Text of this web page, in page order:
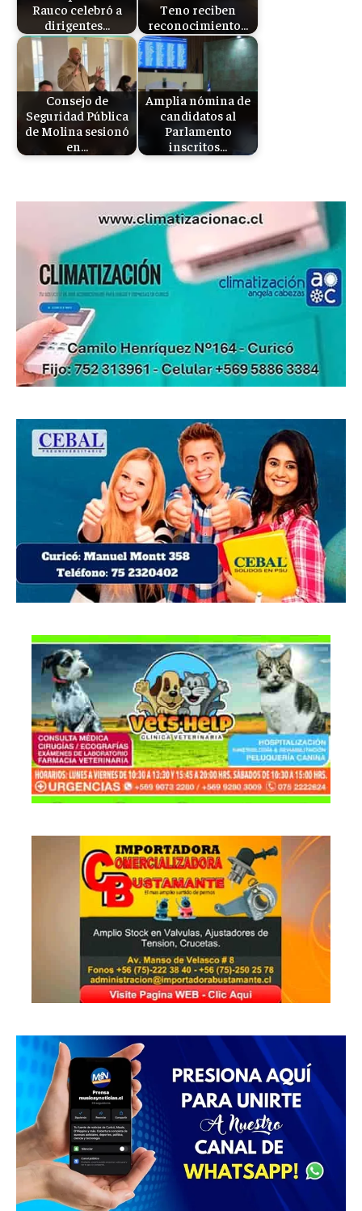
Rauco celebró a
dirigentes…
Teno reciben
reconocimiento…
Consejo de
Seguridad Pública
de Molina sesionó
en…
Amplia nómina de
candidatos al
Parlamento
inscritos…